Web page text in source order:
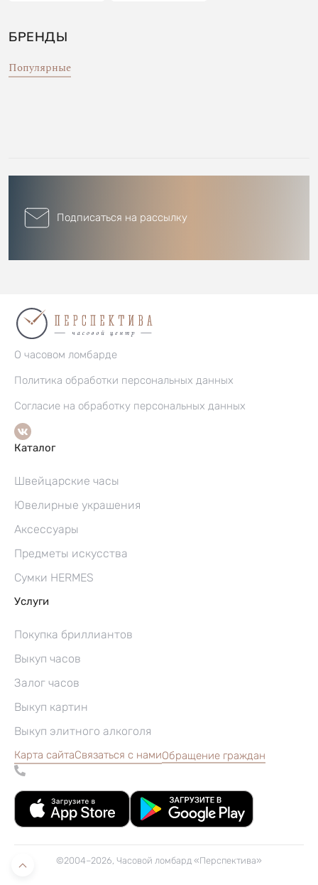
БРЕНДЫ
Популярные
Подписаться на рассылку
О часовом ломбарде
Политика обработки персональных данных
Согласие на обработку персональных данных
Каталог
Швейцарские часы
Ювелирные украшения
Аксессуары
Предметы искусства
Сумки HERMES
Услуги
Покупка бриллиантов
Выкуп часов
Залог часов
Выкуп картин
Выкуп элитного алкоголя
Карта сайтаСвязаться с намиОбращение граждан
©2004–2026, Часовой ломбард «Перспектива»